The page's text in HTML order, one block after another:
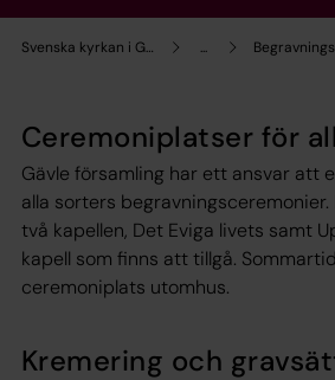
Svenska kyrkan i Gävle ...
Ceremoniplatser för
Gävle församling har ett ansvar att
alla sorters
två kapellen, Det Eviga livets samt
kapell som finns att tillgå.
ceremoniplats utomhus.
Kremering och